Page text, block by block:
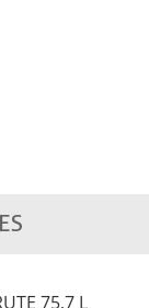
75,7 L